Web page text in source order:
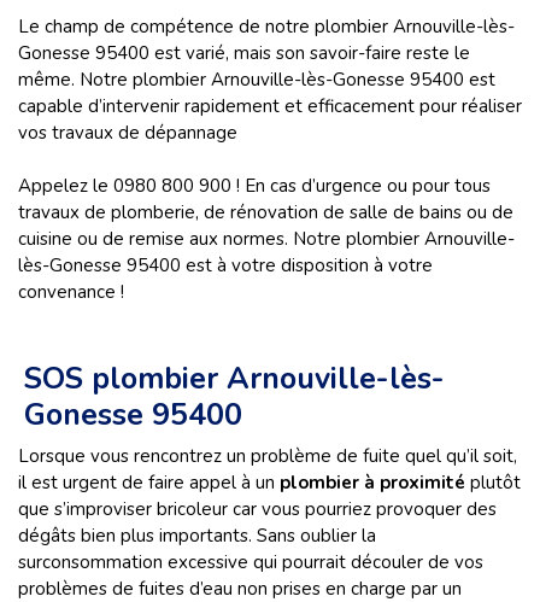
Le champ de compétence de notre plombier Arnouville-lès-
Gonesse 95400 est varié, mais son savoir-faire reste le
même. Notre plombier Arnouville-lès-Gonesse 95400 est
capable d’intervenir rapidement et efficacement pour réaliser
vos travaux de dépannage
Appelez le 0980 800 900 ! En cas d’urgence ou pour tous
travaux de plomberie, de rénovation de salle de bains ou de
cuisine ou de remise aux normes. Notre plombier Arnouville-
lès-Gonesse 95400 est à votre disposition à votre
convenance !
SOS plombier Arnouville-lès-
Gonesse 95400
Lorsque vous rencontrez un problème de fuite quel qu’il soit,
il est urgent de faire appel à un plombier à proximité plutôt
que s’improviser bricoleur car vous pourriez provoquer des
dégâts bien plus importants. Sans oublier la
surconsommation excessive qui pourrait découler de vos
problèmes de fuites d’eau non prises en charge par un